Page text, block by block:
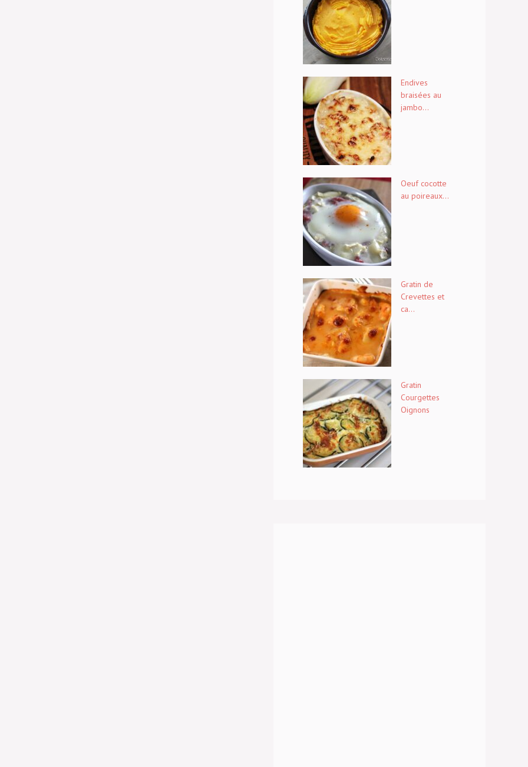
Endives
braisées au
jambo...
Oeuf cocotte
au poireaux...
Gratin de
Crevettes et
ca...
Gratin
Courgettes
Oignons